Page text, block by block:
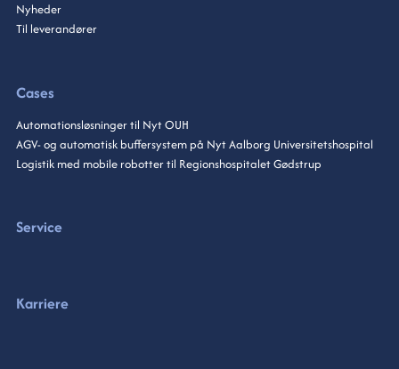
Nyheder
Til leverandører
Cases
Automationsløsninger til Nyt OUH
AGV- og automatisk buffersystem på Nyt Aalborg Universitetshospital
Logistik med mobile robotter til Regionshospitalet Gødstrup
Service
Karriere